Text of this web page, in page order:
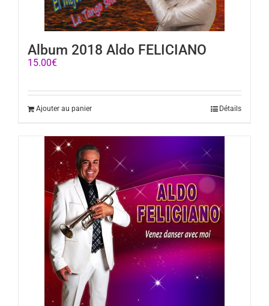
Album 2018 Aldo FELICIANO
15.00€
Ajouter au panier Détails